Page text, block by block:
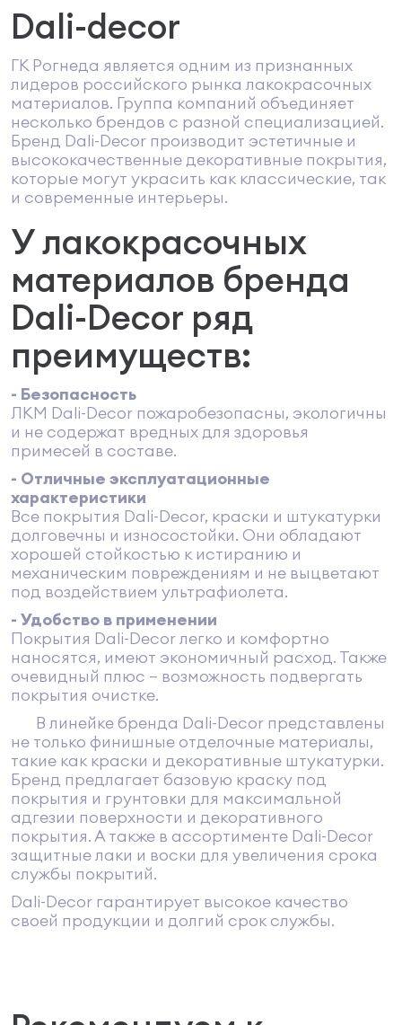
Dali-decor
ГК Рогнеда является одним из признанных
лидеров российского рынка лакокрасочных
материалов. Группа компаний объединяет
несколько брендов с разной специализацией.
Бренд Dali-Decor производит эстетичные и
высококачественные декоративные покрытия,
которые могут украсить как классические, так
и современные интерьеры.
У лакокрасочных
материалов бренда
Dali-Decor ряд
преимуществ:
- Безопасность
ЛКМ Dali-Decor пожаробезопасны, экологичны
и не содержат вредных для здоровья
примесей в составе.
- Отличные эксплуатационные
характеристики
Все покрытия Dali-Decor, краски и штукатурки
долговечны и износостойки. Они обладают
хорошей стойкостью к истиранию и
механическим повреждениям и не выцветают
под воздействием ультрафиолета.
- Удобство в применении
Покрытия Dali-Decor легко и комфортно
наносятся, имеют экономичный расход. Также
очевидный плюс – возможность подвергать
покрытия очистке.
В линейке бренда Dali-Decor представлены
не только финишные отделочные материалы,
такие как краски и декоративные штукатурки.
Бренд предлагает базовую краску под
покрытия и грунтовки для максимальной
адгезии поверхности и декоративного
покрытия. А также в ассортименте Dali-Decor
защитные лаки и воски для увеличения срока
службы покрытий.
Dali-Decor гарантирует высокое качество
своей продукции и долгий срок службы.